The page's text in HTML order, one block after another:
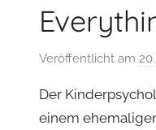
Veröffentlicht am
Der
einem